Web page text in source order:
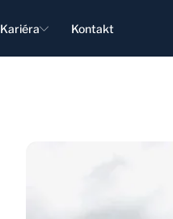
Kariéra Kontakt